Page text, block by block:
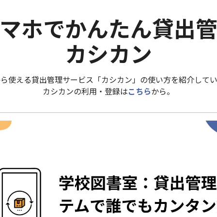
ホでかんたん貸出
カシカン
使える貸出管理サービス「カシカン」の使い方を紹介して
カシカンの利用・登録はこちらから。